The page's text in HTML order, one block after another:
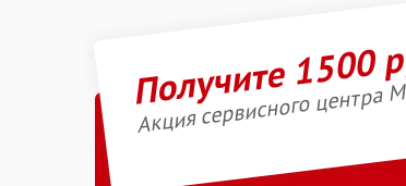
Получите 1500
Акция сервисного центра